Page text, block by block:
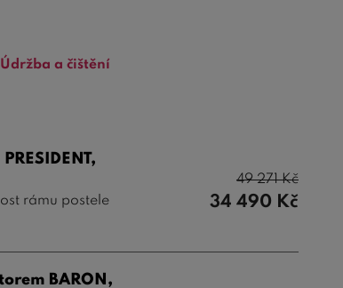
každou noc. Užijte si pocitklidu,
naši širokou nabídku a vyberte si tu
Údržba a čištění
rámu postele
49 271Kč
34 490 Kč
BARON,